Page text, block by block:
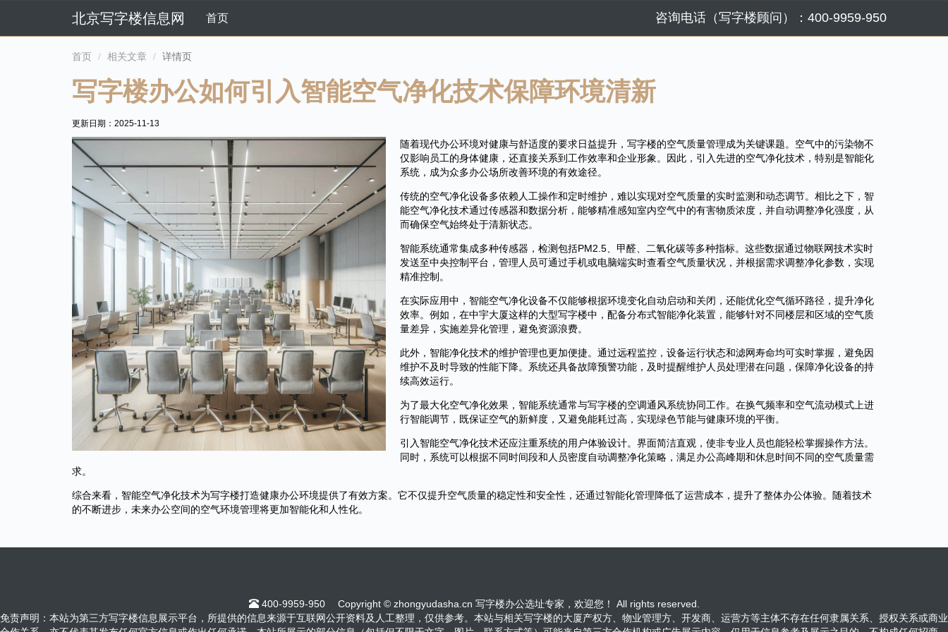
北京写字楼信息网 首页 咨询电话（写字楼顾问）：400-9959-950
首页 相关文章 详情页
写字楼办公如何引入智能空气净化技术保障环境清新
更新日期： 2025-11-13
随着现代办公环境对健康与舒适度的要求日益提升，写字楼的空气质量管理成为关键课题。空气中的污染物不
仅影响员工的身体健康，还直接关系到工作效率和企业形象。因此，引入先进的空气净化技术，特别是智能化
系统，成为众多办公场所改善环境的有效途径。
传统的空气净化设备多依赖人工操作和定时维护，难以实现对空气质量的实时监测和动态调节。相比之下，智
能空气净化技术通过传感器和数据分析，能够精准感知室内空气中的有害物质浓度，并自动调整净化强度，从
而确保空气始终处于清新状态。
智能系统通常集成多种传感器，检测包括PM2.5、甲醛、二氧化碳等多种指标。这些数据通过物联网技术实时
发送至中央控制平台，管理人员可通过手机或电脑端实时查看空气质量状况，并根据需求调整净化参数，实现
精准控制。
在实际应用中，智能空气净化设备不仅能够根据环境变化自动启动和关闭，还能优化空气循环路径，提升净化
效率。例如，在中宇大厦这样的大型写字楼中，配备分布式智能净化装置，能够针对不同楼层和区域的空气质
量差异，实施差异化管理，避免资源浪费。
此外，智能净化技术的维护管理也更加便捷。通过远程监控，设备运行状态和滤网寿命均可实时掌握，避免因
维护不及时导致的性能下降。系统还具备故障预警功能，及时提醒维护人员处理潜在问题，保障净化设备的持
续高效运行。
为了最大化空气净化效果，智能系统通常与写字楼的空调通风系统协同工作。在换气频率和空气流动模式上进
行智能调节，既保证空气的新鲜度，又避免能耗过高，实现绿色节能与健康环境的平衡。
引入智能空气净化技术还应注重系统的用户体验设计。界面简洁直观，使非专业人员也能轻松掌握操作方法。
同时，系统可以根据不同时间段和人员密度自动调整净化策略，满足办公高峰期和休息时间不同的空气质量需
求。
综合来看，智能空气净化技术为写字楼打造健康办公环境提供了有效方案。它不仅提升空气质量的稳定性和安全性，还通过智能化管理降低了运营成本，提升了整体办公体验。随着技术
的不断进步，未来办公空间的空气环境管理将更加智能化和人性化。
400-9959-950
Copyright © zhongyudasha.cn 写字楼办公选址专家，欢迎您！ All rights reserved.
免责声明：本站为第三方写字楼信息展示平台，所提供的信息来源于互联网公开资料及人工整理，仅供参考。本站与相关写字楼的大厦产权方、物业管理方、开发商、运营方等主体不存在任何隶属关系、授权关系或商业